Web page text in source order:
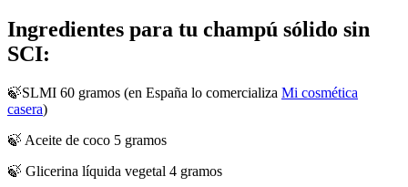
Ingredientes para tu champú sólido sin
SCI:
🍃SLMI 60 gramos (en España lo comercializa Mi cosmética
casera)
🍃 Aceite de coco 5 gramos
🍃 Glicerina líquida vegetal 4 gramos